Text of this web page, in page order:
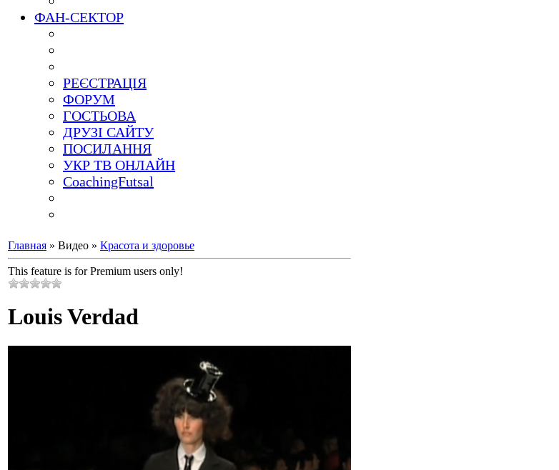
ФАН-СЕКТОР
РЕЄСТРАЦІЯ
ФОРУМ
ГОСТЬОВА
ДРУЗІ САЙТУ
ПОСИЛАННЯ
УКР ТВ ОНЛАЙН
CoachingFutsal
Главная » Видео » Красота и здоровье
This feature is for Premium users only!
Louis Verdad